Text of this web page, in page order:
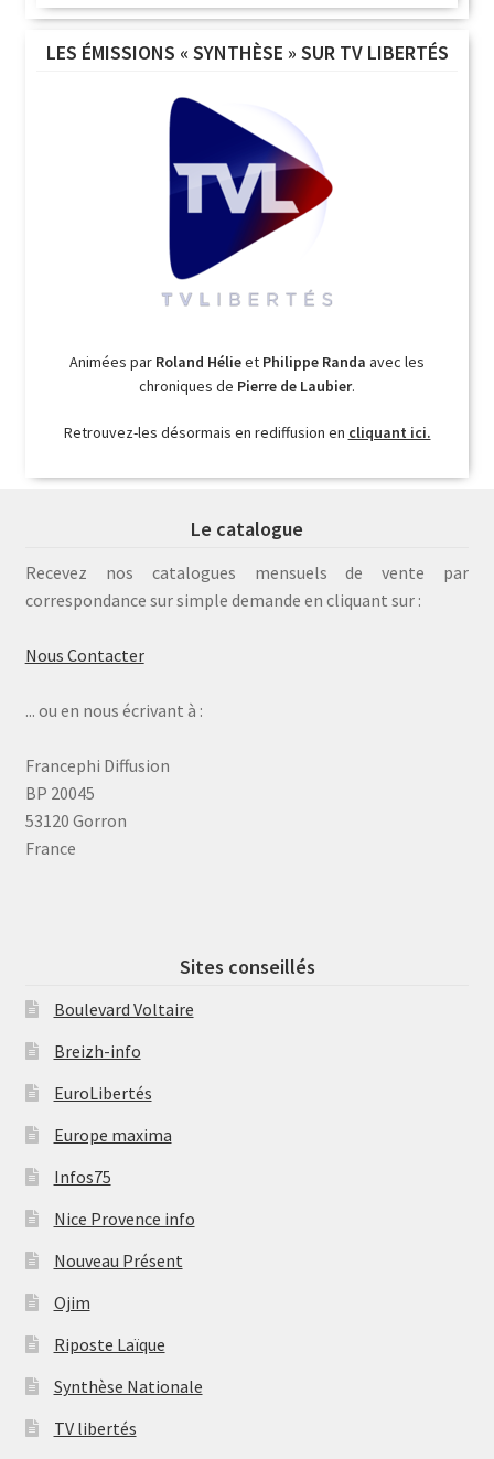
LES ÉMISSIONS « SYNTHÈSE » SUR TV LIBERTÉS
Animées par Roland Hélieet Philippe Randa avec les
chroniques de Pierre de Laubier.
Retrouvez-les désormais en rediffusion en cliquant ici.
Le catalogue
Recevez nos catalogues mensuels de vente par
correspondance sur simple demande en cliquant sur :
Nous Contacter
... ou en nous écrivant à :
Francephi Diffusion
BP 20045
53120 Gorron
France
Sites conseillés
Boulevard Voltaire
Breizh-info
EuroLibertés
Europe maxima
Infos75
Nice Provence info
Nouveau Présent
Ojim
Riposte Laïque
Synthèse Nationale
TV libertés